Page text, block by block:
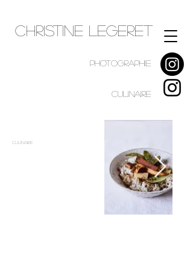
Christine Legeret
PHOTOGRAPHIE
CULINAIRE
Culinaire